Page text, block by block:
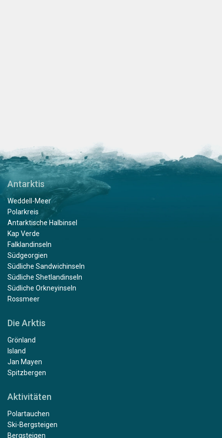
Antarktis
Weddell-Meer
Polarkreis
Antarktische Halbinsel
Kap Verde
Falklandinseln
Südgeorgien
Südliche Sandwichinseln
Südliche Shetlandinseln
Südliche Orkneyinseln
Rossmeer
Die Arktis
Grönland
Island
Jan Mayen
Spitzbergen
Aktivitäten
Polartauchen
Ski-Bergsteigen
Bergsteigen